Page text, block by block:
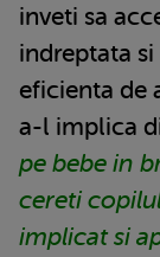
inveti sa
indreptata
eficienta de
a-l implica
pe bebe in
cereti
implicat si